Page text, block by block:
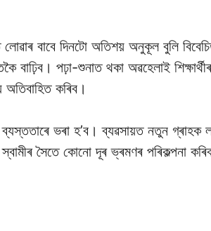
বাবে দিনটো অতিশয় অনুকূল বুলি
পঢ়া-শুনাত থকা অৱহেলাই
কৰিব।
ব্যস্ততাৰে ভৰা হ’ব। ব্যৱসায়ত নতুন
সৈতে কোনো দূৰ ভ্ৰমণৰ পৰিকল্পনা